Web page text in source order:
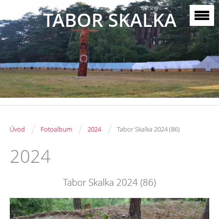
TÁBOR SKALKA
Úvod / Fotoalbum / 2024 / Tabor Skalka 2024 (86)
2024
Tabor Skalka 2024 (86)